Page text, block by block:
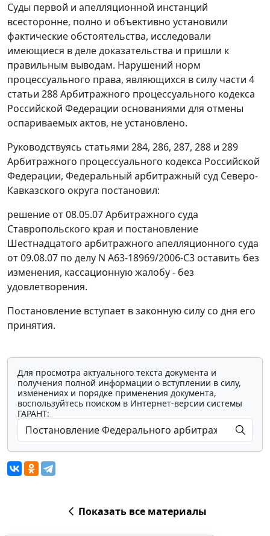
Суды первой и апелляционной инстанций
всесторонне, полно и объективно установили
фактические обстоятельства, исследовали
имеющиеся в деле доказательства и пришли к
правильным выводам. Нарушений норм
процессуального права, являющихся в силу части 4
статьи 288Арбитражного процессуального кодекса
Российской Федерации основаниями для отмены
оспариваемых актов, не установлено.
Руководствуясь статьями 284, 286, 287, 288 и 289
Арбитражного процессуального кодекса Российской
Федерации, Федеральный арбитражный суд Северо-
Кавказского округа постановил:
решение от 08.05.07 Арбитражного суда
Ставропольского края и постановление
Шестнадцатого арбитражного апелляционного суда
от 09.08.07 по делу N А63-18969/2006-С3 оставить без
изменения, кассационную жалобу - без
удовлетворения.
Постановление вступает в законную силу со дня его
принятия.
Для просмотра актуального текста документа и
получения полной информации о вступлении в силу,
изменениях и порядке применения документа,
воспользуйтесь поиском в Интернет-версии системы
ГАРАНТ:
Показать все материалы